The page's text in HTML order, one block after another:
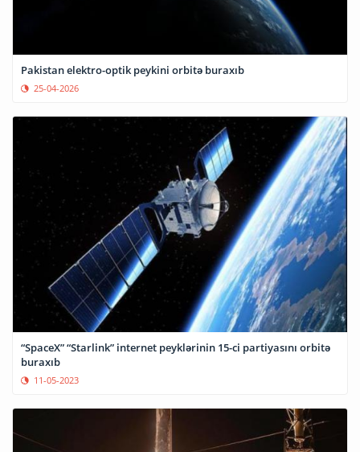
Pakistan elektro-optik peykini orbitə buraxıb
25-04-2026
“SpaceX” “Starlink” internet peyklərinin 15-ci partiyasını orbitə
buraxıb
11-05-2023